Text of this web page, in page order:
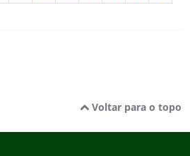
Voltar para o topo